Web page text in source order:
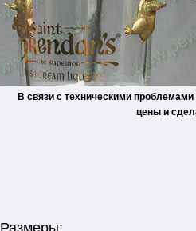
В связи с техническими проблемами
цены и